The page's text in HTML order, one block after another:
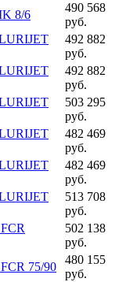
8/6
490 568
руб.
492 882
руб.
492 882
руб.
503 295
руб.
482 469
руб.
482 469
руб.
513 708
руб.
502 138
руб.
75/90
480 155
руб.